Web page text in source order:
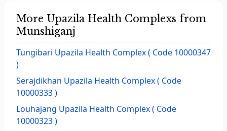
More Upazila Health Complexs from
Munshiganj
Tungibari Upazila Health Complex ( Code 10000347
)
Serajdikhan Upazila Health Complex ( Code
10000333 )
Louhajang Upazila Health Complex ( Code
10000323 )